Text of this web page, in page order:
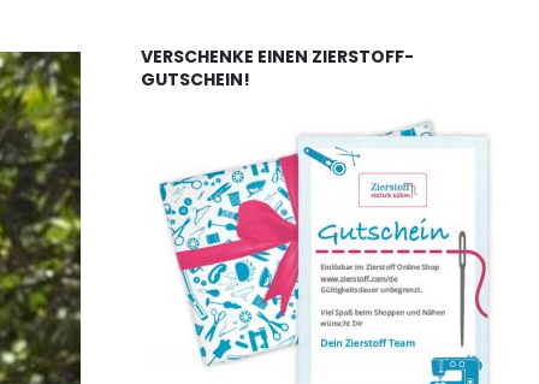
VERSCHENKE EINEN ZIERSTOFF-
GUTSCHEIN!